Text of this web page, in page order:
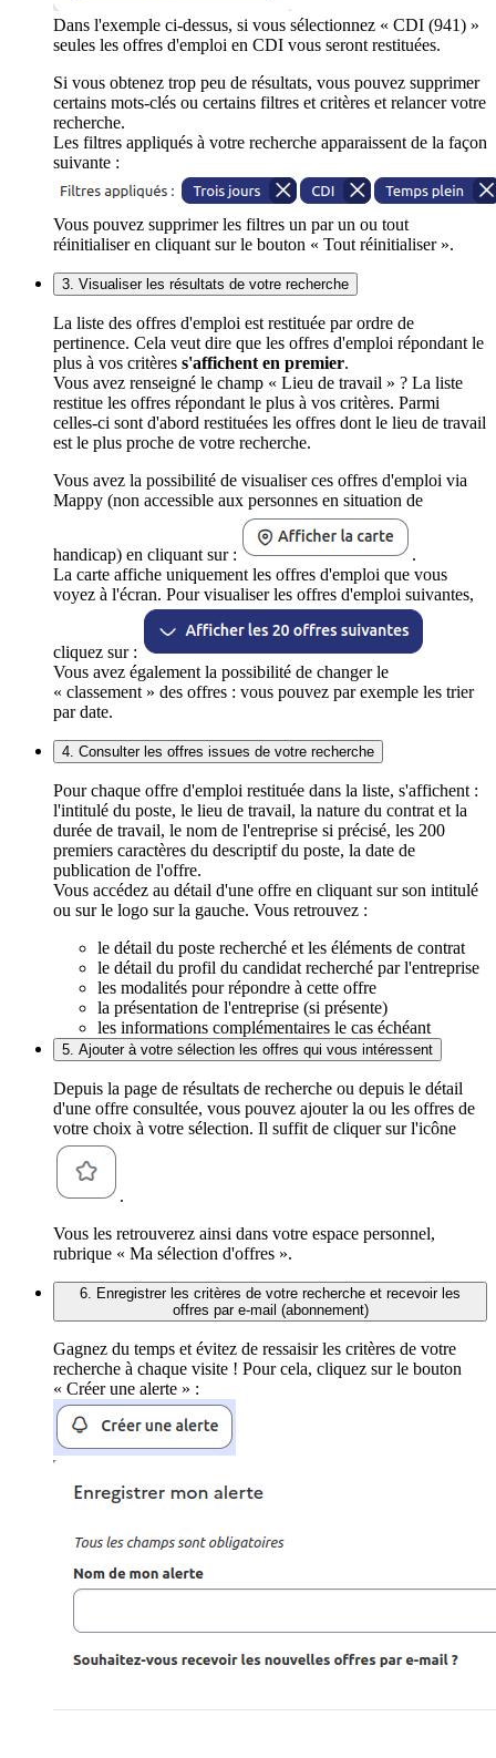
Dans l'exemple ci-dessus, si vous sélectionnez « CDI (941) »
seules les offres d'emploi en CDI vous seront restituées.
Si vous obtenez trop peu de résultats, vous pouvez supprimer
certains mots-clés ou certains filtres et critères et relancer votre
recherche.
Les filtres appliqués à votre recherche apparaissent de la façon
suivante :
Vous pouvez supprimer les filtres un par un ou tout
réinitialiser en cliquant sur le bouton « Tout réinitialiser ».
3. Visualiser les résultats de votre recherche
La liste des offres d'emploi est restituée par ordre de
pertinence. Cela veut dire que les offres d'emploi répondant le
plus à vos critères s'affichent en premier.
Vous avez renseigné le champ « Lieu de travail » ? La liste
restitue les offres répondant le plus à vos critères. Parmi
celles-ci sont d'abord restituées les offres dont le lieu de travail
est le plus proche de votre recherche.
Vous avez la possibilité de visualiser ces offres d'emploi via
Mappy (non accessible aux personnes en situation de
handicap) en cliquant sur :
.
La carte affiche uniquement les offres d'emploi que vous
voyez à l'écran. Pour visualiser les offres d'emploi suivantes,
cliquez sur :
Vous avez également la possibilité de changer le
« classement » des offres : vous pouvez par exemple les trier
par date.
4. Consulter les offres issues de votre recherche
Pour chaque offre d'emploi restituée dans la liste, s'affichent :
l'intitulé du poste, le lieu de travail, la nature du contrat et la
durée de travail, le nom de l'entreprise si précisé, les 200
premiers caractères du descriptif du poste, la date de
publication de l'offre.
Vous accédez au détail d'une offre en cliquant sur son intitulé
ou sur le logo sur la gauche. Vous retrouvez :
le détail du poste recherché et les éléments de contrat
le détail du profil du candidat recherché par l'entreprise
les modalités pour répondre à cette offre
la présentation de l'entreprise (si présente)
les informations complémentaires le cas échéant
5. Ajouter à votre sélection les offres qui vous intéressent
Depuis la page de résultats de recherche ou depuis le détail
d'une offre consultée, vous pouvez ajouter la ou les offres de
votre choix à votre sélection. Il suffit de cliquer sur l'icône
.
Vous les retrouverez ainsi dans votre espace personnel,
rubrique « Ma sélection d'offres ».
6. Enregistrer les critères de votre recherche et recevoir les
offres par e-mail (abonnement)
Gagnez du temps et évitez de ressaisir les critères de votre
recherche à chaque visite ! Pour cela, cliquez sur le bouton
« Créer une alerte » :